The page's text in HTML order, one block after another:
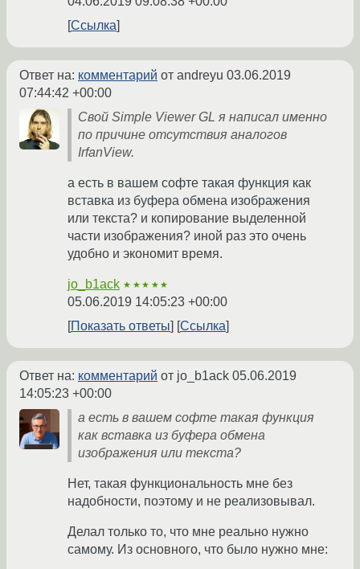
Ссылка
Ответ на: комментарий от andreyu 03.06.2019
07:44:42 +00:00
Свой Simple Viewer GL я написал именно
по причине отсутствия аналогов
IrfanView.
а есть в вашем софте такая функция как
вставка из буфера обмена изображения
или текста? и копирование выделенной
части изображения? иной раз это очень
удобно и экономит время.
jo_b1ack ★★★★★
05.06.2019 14:05:23 +00:00
Показать ответы
Ссылка
Ответ на: комментарий от jo_b1ack 05.06.2019
14:05:23 +00:00
а есть в вашем софте такая функция
как вставка из буфера обмена
изображения или текста?
Нет, такая функциональность мне без
надобности, поэтому и не реализовывал.
Делал только то, что мне реально нужно
самому. Из основного, что было нужно мне: